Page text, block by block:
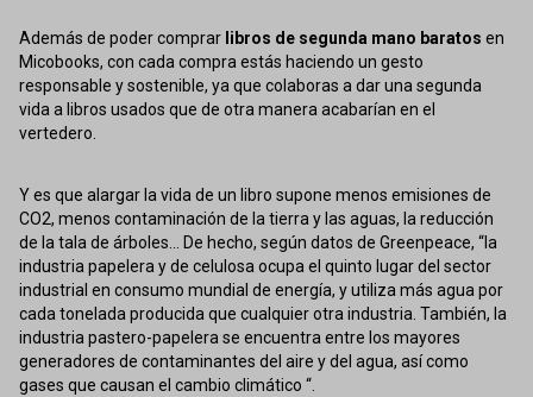
Además de poder comprar libros de segunda mano baratos en
Micobooks, con cada compra estás haciendo un gesto
responsable y sostenible, ya que colaboras a dar una segunda
vida a libros usados que de otra manera acabarían en el
vertedero.
Y es que alargar la vida de un libro supone menos emisiones de
CO2, menos contaminación de la tierra y las aguas, la reducción
de la tala de árboles... De hecho, según datos de Greenpeace, “la
industria papelera y de celulosa ocupa el quinto lugar del sector
industrial en consumo mundial de energía, y utiliza más agua por
cada tonelada producida que cualquier otra industria. También, la
industria pastero-papelera se encuentra entre los mayores
generadores de contaminantes del aire y del agua, así como
gases que causan el cambio climático “.